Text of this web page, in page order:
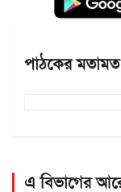
পাঠকের মতামত
এ বিভাগের